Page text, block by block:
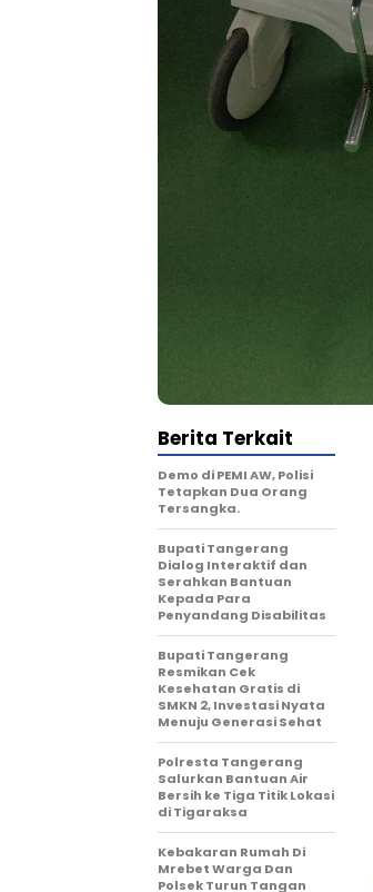
Berita Terkait
Demo di PEMI AW, Polisi
Tetapkan Dua Orang
Tersangka.
Bupati Tangerang
Dialog Interaktif dan
Serahkan Bantuan
Kepada Para
Penyandang Disabilitas
‎Bupati Tangerang
Resmikan Cek
Kesehatan Gratis di
SMKN 2, Investasi Nyata
Menuju Generasi Sehat
Polresta Tangerang
Salurkan Bantuan Air
Bersih ke Tiga Titik Lokasi
di Tigaraksa
Kebakaran Rumah Di
Mrebet Warga Dan
Polsek Turun Tangan